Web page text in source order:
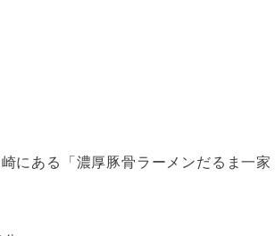
にある「濃厚豚骨ラーメンだるま一